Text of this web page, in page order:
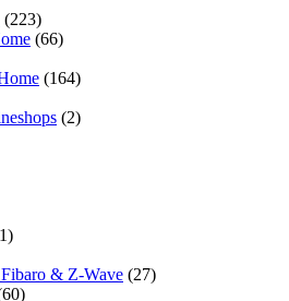
(223)
(66)
(164)
(2)
& Z-Wave (27)